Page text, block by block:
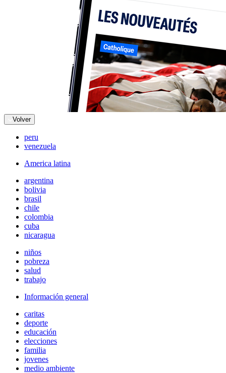
Volver
peru
venezuela
America latina
argentina
bolivia
brasil
chile
colombia
cuba
nicaragua
niños
pobreza
salud
trabajo
Información general
caritas
deporte
educación
elecciones
familia
jovenes
medio ambiente